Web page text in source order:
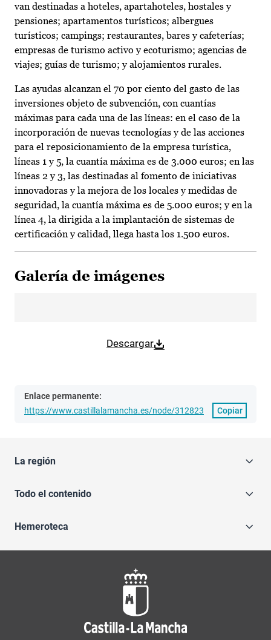
van destinadas a hoteles, apartahoteles, hostales y
pensiones; apartamentos turísticos; albergues
turísticos; campings; restaurantes, bares y cafeterías;
empresas de turismo activo y ecoturismo; agencias de
viajes; guías de turismo; y alojamientos rurales.
Las ayudas alcanzan el 70 por ciento del gasto de las
inversiones objeto de subvención, con cuantías
máximas para cada una de las líneas: en el caso de la
incorporación de nuevas tecnologías y de las acciones
para el reposicionamiento de la empresa turística,
líneas 1 y 5, la cuantía máxima es de 3.000 euros; en las
líneas 2 y 3, las destinadas al fomento de iniciativas
innovadoras y la mejora de los locales y medidas de
seguridad, la cuantía máxima es de 5.000 euros; y en la
línea 4, la dirigida a la implantación de sistemas de
certificación y calidad, llega hasta los 1.500 euros.
Galería de imágenes
Descargar
Enlace permanente:
https://www.castillalamancha.es/node/312823
Copiar
La región
Todo el contenido
Hemeroteca